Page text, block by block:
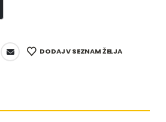
DODAJ V SEZNAM ŽELJA